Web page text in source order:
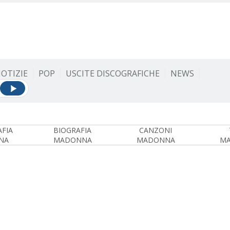
POP USCITE DISCOGRAFICHE NEWS
BIOGRAFIA
MADONNA
CANZONI
MADONNA